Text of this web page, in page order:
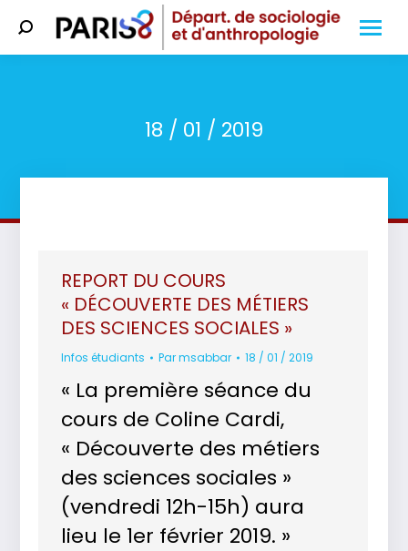
Search:
18 / 01 / 2019
REPORT DU COURS
« DÉCOUVERTE DES MÉTIERS
DES SCIENCES SOCIALES »
Infos étudiants Parmsabbar 18 / 01 / 2019
« La première séance du
cours de Coline Cardi,
« Découverte des métiers
des sciences sociales »
(vendredi 12h-15h) aura
lieu le 1er février 2019. »